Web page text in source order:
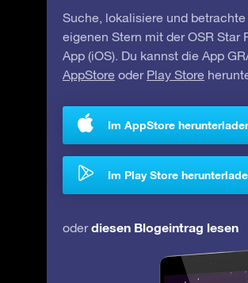
Suche, lokalisiere und betrachte
eigenen Stern mit der OSR Star
App (iOS). Du kannst die App
AppStore oder Play Store
Im AppStore
Im Play Store
oderdiesen Blogeintrag lesen